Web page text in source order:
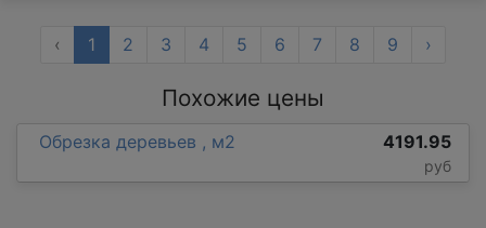
‹ 1 2 3 4 5 6 7 8 9 ›
Похожие цены
Обрезка деревьев , м2 4191.95
руб